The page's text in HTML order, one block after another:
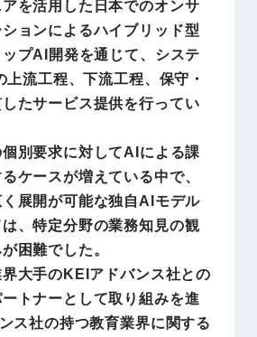
を活用した日本でのオンサ
ョンによるハイブリッド型
プAI開発を通じて、システ
流工程、下流工程、保守・
たサービス提供を行ってい
別要求に対してAIによる課
ケースが増えている中で、
展開が可能な独自AIモデル
、特定分野の業務知見の観
困難でした。
大手のKEIアドバンス社との
トナーとして取り組みを進
ス社の持つ教育業界に関する